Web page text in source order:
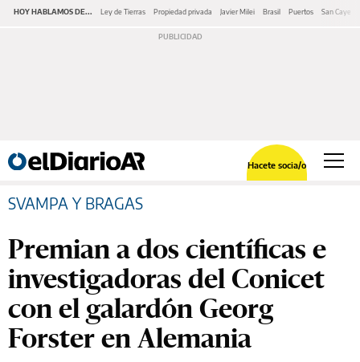
HOY HABLAMOS DE... Ley de Tierras Propiedad privada Javier Milei Brasil Puertos San
Hacete socia/o
SVAMPA Y BRAGAS
Premian a dos científicas e
investigadoras del Conicet
con el galardón Georg
Forster en Alemania